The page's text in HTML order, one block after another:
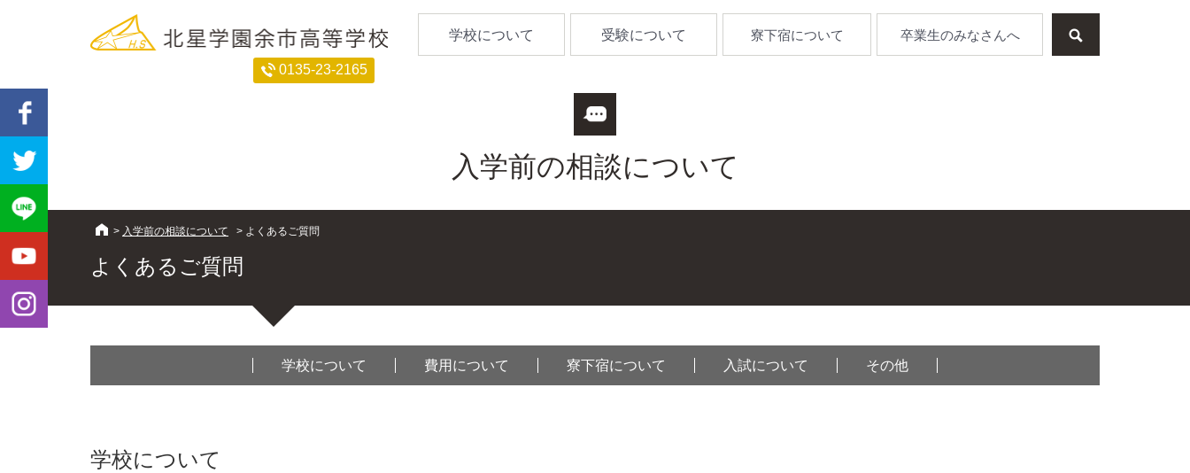
0135-23-2165
学校について 受験について 寮下宿について 卒業生のみなさんへ
入学前の相談について
> 入学前の相談について > よくあるご質問
よくあるご質問
学校について 費用について 寮下宿について 入試について その他
学校について